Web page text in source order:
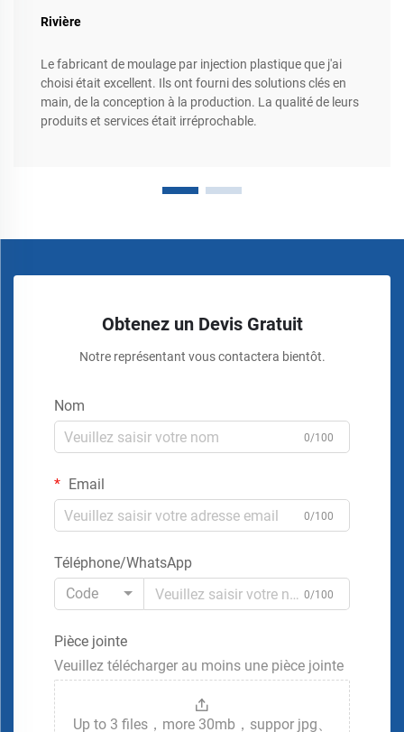
Rivière
Le fabricant de moulage par injection plastique que j'ai
choisi était excellent. Ils ont fourni des solutions clés en
main, de la conception à la production. La qualité de leurs
produits et services était irréprochable.
Obtenez un Devis Gratuit
Notre représentant vous contactera bientôt.
Nom
0/100
Email
0/100
Téléphone/WhatsApp
Code
0/100
Pièce jointe
Veuillez télécharger au moins une pièce jointe
Up to 3 files，more 30mb，suppor jpg、